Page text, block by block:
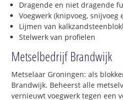
Dragende en niet dragende
Voegwerk (knipvoeg, snijvoeg
Lijmen van
Stelwerk van profielen
Metselbedrijf Brandwijk
Metselaar Groningen: als
Brandwijk. Beheerst alle
vernieuwt voegwerk tegen een